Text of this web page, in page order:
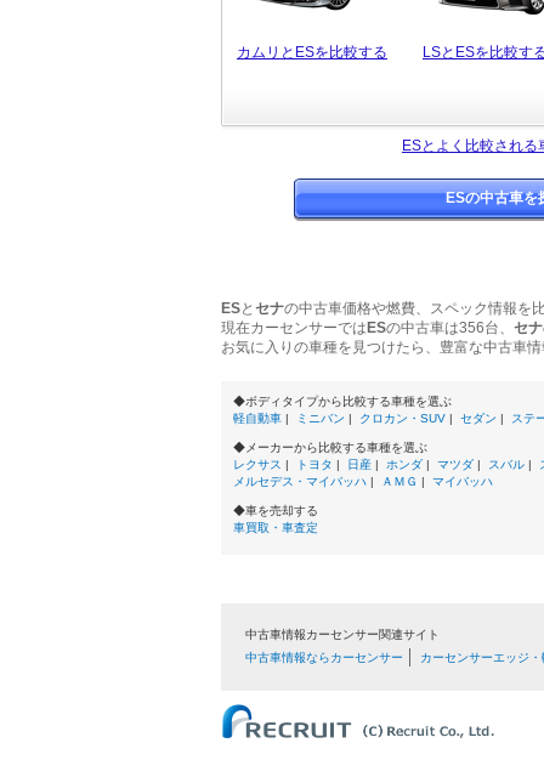
カムリとESを比較する LSとESを比較す
ESとよく比較される
ESの中古車を
ESと セナの中古車価格や燃費、スペック情報を
現在カーセンサーでは ESの中古車は356台、 セナ
お気に入りの車種を見つけたら、豊富な中古車
◆ボディタイプから比較する車種を選ぶ
軽自動車 | ミニバン | クロカン・SUV | セダン | ステ
◆メーカーから比較する車種を選ぶ
レクサス | トヨタ | 日産 | ホンダ | マツダ | スバル |
メルセデス・マイバッハ | ＡＭＧ | マイバッハ
◆車を売却する
車買取・車査定
中古車情報カーセンサー関連サイト
中古車情報ならカーセンサー
カーセンサーエッジ